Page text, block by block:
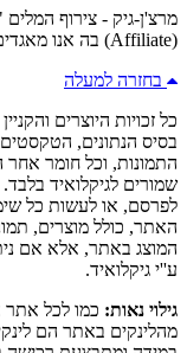
מרצ'ן-גיק - צירוף
(Affiliate) בה אנו מאגדים מוצרים מגניבים מרחבי הרשת.
בחזרה למעלה
כל זכויות היוצרים
בסיס הנתונים,
התמונות, וכל חומר
שמורים לגיקלואיד
לפרסם, או לעשות כל
האתר, כולל מוצרים,
המוצג באתר, אלא אם
ע''י גיקלואיד.
גילוי נאות: כמו לכל אתר
מהלינקים באתר הם